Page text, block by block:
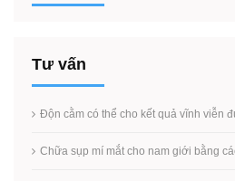
Tư vấn
Độn cằm có thể cho kết quả vĩnh viễn
Chữa sụp mí mắt cho nam giới bằng